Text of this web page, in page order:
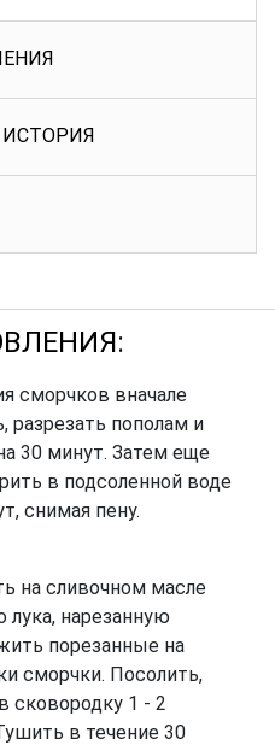
сморчков вначале
пополам и
30 минут. Затем еще
в подсоленной воде
снимая пену.
на сливочном масле
лука, нарезанную
порезанные на
сморчки. Посолить,
сковородку 1 - 2
в течение 30